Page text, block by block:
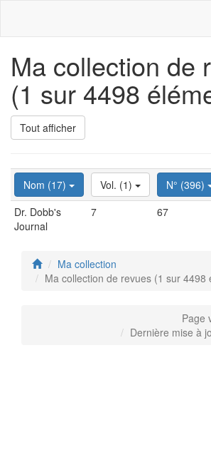
Ma collection de
(1 sur 4498
Tout afficher
Nom (17) Vol. (1) N° (396)
Dr. Dobb's
Journal
7 67
Ma collection
Ma collection de revues (1 sur 4498
Page
Dernière mise à